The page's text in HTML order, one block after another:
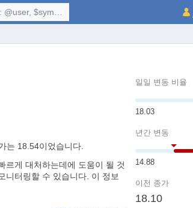
$symbol, ...
는 18.54이었습니다.
르게 대처하는데에 도움이 될 것
니터링할 수 있습니다. 이 정보
일일 변동 비율
18.03
년간 변동
14.88
이전 종가
18.10